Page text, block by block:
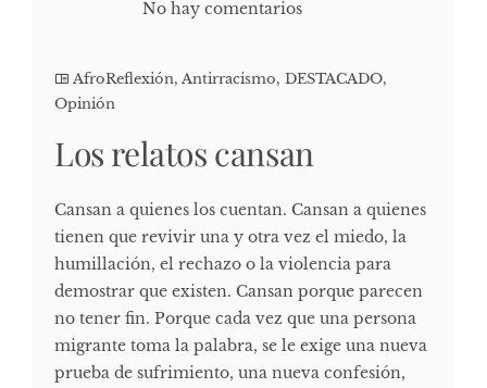
No hay comentarios
AfroReflexión, Antirracismo, DESTACADO,
Opinión
Los relatos cansan
Cansan a quienes los cuentan. Cansan a quienes
tienen que revivir una y otra vez el miedo, la
humillación, el rechazo o la violencia para
demostrar que existen. Cansan porque parecen
no tener fin. Porque cada vez que una persona
migrante toma la palabra, se le exige una nueva
prueba de sufrimiento, una nueva confesión,